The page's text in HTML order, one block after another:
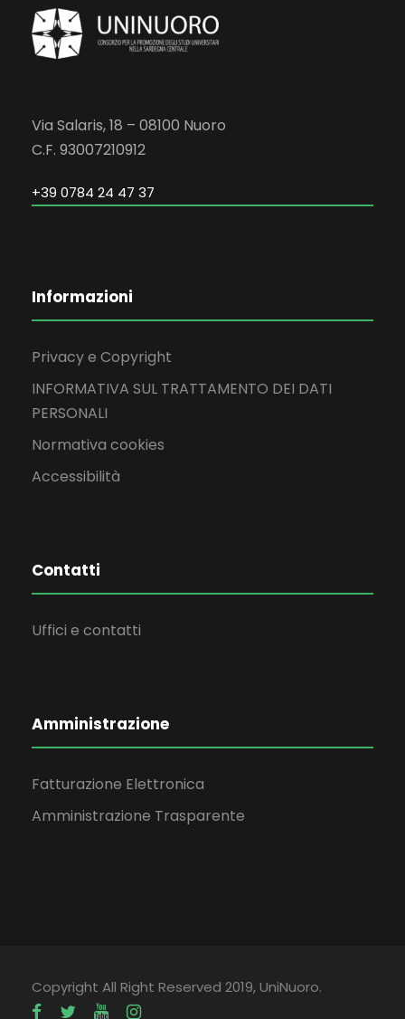
Via Salaris, 18 – 08100 Nuoro
C.F. 93007210912
+39 0784 24 47 37
Informazioni
Privacy e Copyright
INFORMATIVA SUL TRATTAMENTO DEI DATI
PERSONALI
Normativa cookies
Accessibilità
Contatti
Uffici e contatti
Amministrazione
Fatturazione Elettronica
Amministrazione Trasparente
Copyright All Right Reserved 2019, UniNuoro.